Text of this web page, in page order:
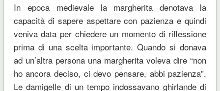
In epoca medievale la margherita denotava la
capacità di sapere aspettare con pazienza e quindi
veniva data per chiedere un momento di riflessione
prima di una scelta importante. Quando si donava
ad un’altra persona una margherita voleva dire “non
ho ancora deciso, ci devo pensare, abbi pazienza”.
Le damigelle di un tempo indossavano ghirlande di